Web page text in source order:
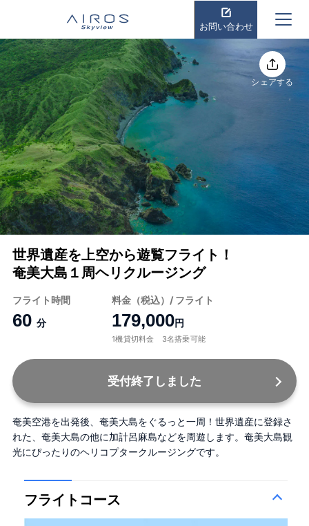
お問い合わせ
シェアする
世界遺産を上空から遊覧フライト！
奄美大島１周ヘリクルージング
フライト時間
60 分
料金（税込）/ フライト
179,000円
1機貸切料金 3名搭乗可能
受付終了しました
奄美空港を出発後、奄美大島をぐるっと一周！世界遺産に登録さ
れた、奄美大島の他に加計呂麻島などを周遊します。奄美大島観
光にぴったりのヘリコプタークルージングです。
フライトコース